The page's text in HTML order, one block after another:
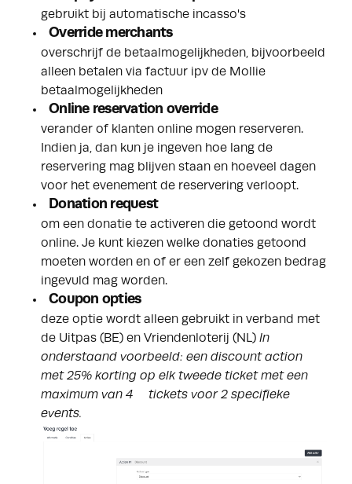
gebruikt bij automatische incasso's
Override merchants
overschrijf de betaalmogelijkheden, bijvoorbeeld
alleen betalen via factuur ipv de Mollie
betaalmogelijkheden
Online reservation override
verander of klanten online mogen reserveren.
Indien ja, dan kun je ingeven hoe lang de
reservering mag blijven staan en hoeveel dagen
voor het evenement de reservering verloopt.
Donation request
om een donatie te activeren die getoond wordt
online. Je kunt kiezen welke donaties getoond
moeten worden en of er een zelf gekozen bedrag
ingevuld mag worden.
Coupon opties
deze optie wordt alleen gebruikt in verband met
de Uitpas (BE) en Vriendenloterij (NL) In
onderstaand voorbeeld: een discount action
met 25% korting op elk tweede ticket met een
maximum van 4 tickets voor 2 specifieke
events.